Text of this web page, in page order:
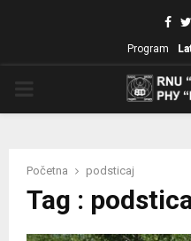
Program
Početna podsticaj
Tag :